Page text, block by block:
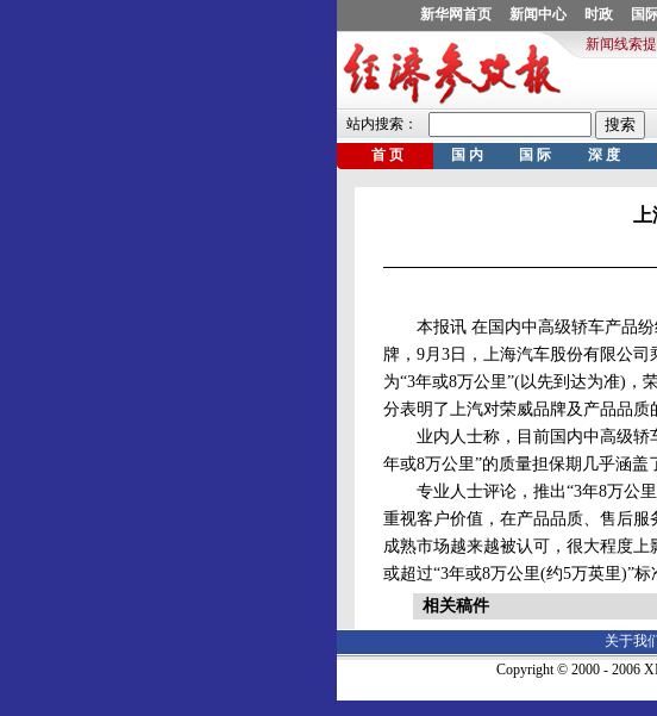
本报讯 在国内中高级轿车产品纷
牌，9月3日，上海汽车股份有限公
为“3年或8万公里”(以先到达为准)，
分表明了上汽对荣威品牌及产品品质
业内人士称，目前国内中高级轿车
年或8万公里”的质量担保期几乎涵盖
专业人士评论，推出“3年8万公里
重视客户价值，在产品品质、售后
成熟市场越来越被认可，很大程度
或超过“3年或8万公里(约5万英里)”标
相关稿件
关于我
Copyright © 2000 - 2006